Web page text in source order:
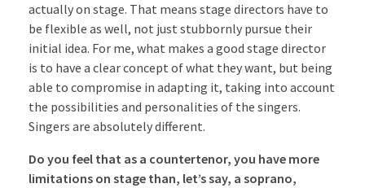
actually on stage. That means stage directors have to
be flexible as well, not just stubbornly pursue their
initial idea. For me, what makes a good stage director
is to have a clear concept of what they want, but being
able to compromise in adapting it, taking into account
the possibilities and personalities of the singers.
Singers are absolutely different.
Do you feel that as a countertenor, you have more
limitations on stage than, let’s say, a soprano,